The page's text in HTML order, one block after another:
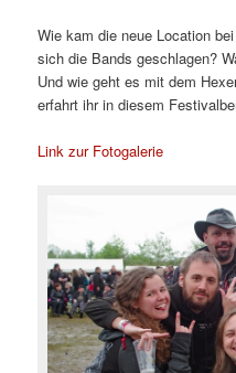
Wie kam die neue Location
sich die Bands geschlagen?
Und wie geht es mit dem
erfahrt ihr in diesem
Link zur Fotogalerie